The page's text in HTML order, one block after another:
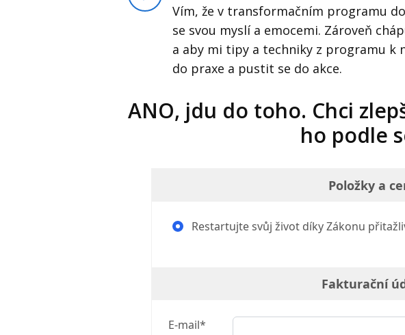
Vím, že v transformačním programu
se svou myslí a emocemi. Zároveň
a aby mi tipy a techniky z programu k
do praxe a pustit se do akce.
ANO, jdu do toho. Chci
ho podle
Položky a
Restartujte svůj život díky Zákonu
Fakturační
E-mail*